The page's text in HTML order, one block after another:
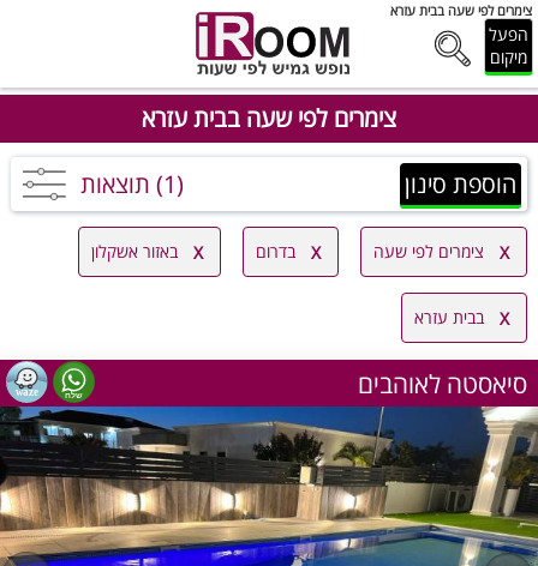
צימרים לפי שעה בבית עזרא
הפעל
מיקום
צימרים לפי שעה בבית עזרא
הוספת סינון (1) תוצאות
צימרים לפי שעה בדרום באזור אשקלון
בבית עזרא
סיאסטה לאוהבים